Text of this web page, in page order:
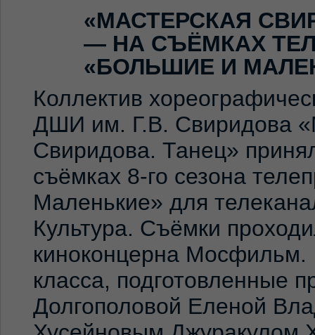
«МАСТЕРСКАЯ
— НА СЪЁМКАХ
«БОЛЬШИЕ И
Коллектив
ДШИ им. Г.В. Свиридова
Свиридова. Танец»
съёмках 8-го сезона
Маленькие» для
Культура. Съёмки
киноконцерна Мосфильм.
класса, подготовленные
Долгополовой Еленой